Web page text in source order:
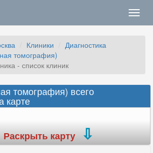
Клиники
Диагностика
томография)
- список клиник
томография) всего
карте
Раскрыть карту